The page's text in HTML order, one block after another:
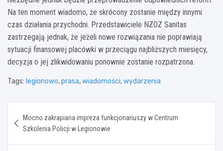
Na ten moment wiadomo, że skrócony zostanie między innymi
czas działania przychodni. Przedstawiciele NZOZ Sanitas
zastrzegają jednak, że jeżeli nowe rozwiązania nie poprawiają
sytuacji finansowej placówki w przeciągu najbliższych miesięcy,
decyzja o jej zlikwidowaniu ponownie zostanie rozpatrzona.
Tags: legionowo,prasa,wiadomości,wydarzenia
wpisu
Mocno zakrapiana impreza funkcjonariuszy w Centrum
Szkolenia Policji w Legionowie